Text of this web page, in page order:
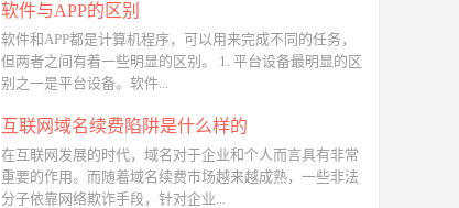
软件与APP的区别
软件和APP都是计算机程序，可以用来完成不同的任务，
但两者之间有着一些明显的区别。 1. 平台设备最明显的区
别之一是平台设备。软件...
互联网域名续费陷阱是什么样的
在互联网发展的时代，域名对于企业和个人而言具有非常
重要的作用。而随着域名续费市场越来越成熟，一些非法
分子依靠网络欺诈手段，针对企业...